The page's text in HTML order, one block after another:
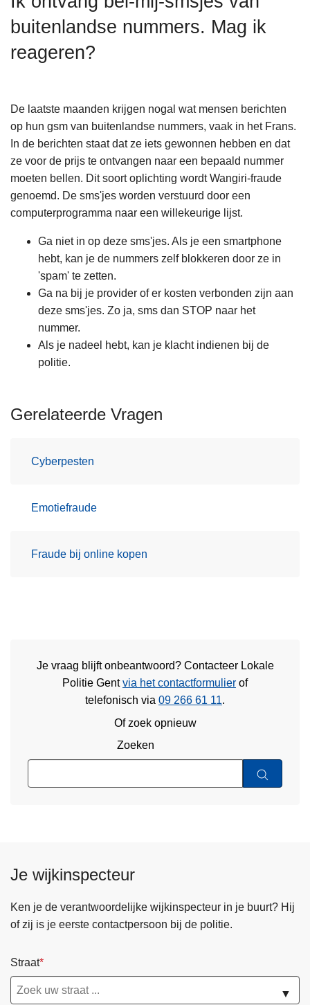
buitenlandse nummers. Mag ik
reageren?
De laatste maanden krijgen nogal wat mensen berichten
op hun gsm van buitenlandse nummers, vaak in het Frans.
In de berichten staat dat ze iets gewonnen hebben en dat
ze voor de prijs te ontvangen naar een bepaald nummer
moeten bellen. Dit soort oplichting wordt Wangiri-fraude
genoemd. De sms'jes worden verstuurd door een
computerprogramma naar een willekeurige lijst.
Ga niet in op deze sms'jes. Als je een smartphone
hebt, kan je de nummers zelf blokkeren door ze in
'spam' te zetten.
Ga na bij je provider of er kosten verbonden zijn aan
deze sms'jes. Zo ja, sms dan STOP naar het
nummer.
Als je nadeel hebt, kan je klacht indienen bij de
politie.
Gerelateerde Vragen
Cyberpesten
Emotiefraude
Fraude bij online kopen
Je vraag blijft onbeantwoord? Contacteer Lokale
Politie Gentvia het contactformulier of
telefonisch via 09 266 61 11.
Of zoek opnieuw
Zoeken
Je wijkinspecteur
Ken je de verantwoordelijke wijkinspecteur in je buurt? Hij
of zij is je eerste contactpersoon bij de politie.
Straat
▼